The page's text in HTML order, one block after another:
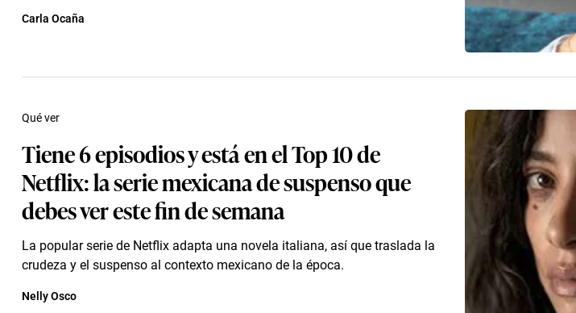
Carla Ocaña
Tiene 6 episodios y está en el Top 10 de
Netflix: la serie mexicana de suspenso que
debes ver este fin de semana
La popular serie de Netflix adapta una novela italiana, así que traslada la
crudeza y el suspenso al contexto mexicano de la época.
Qué ver
Nelly Osco